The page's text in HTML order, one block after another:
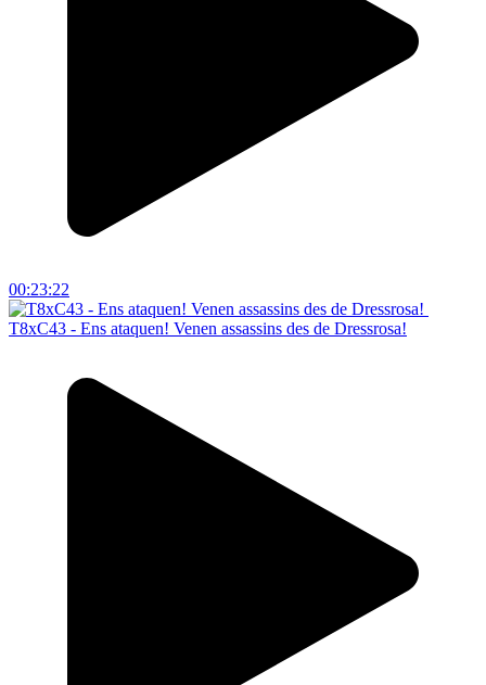
00:23:22
T8xC43 - Ens ataquen! Venen assassins des de Dressrosa!